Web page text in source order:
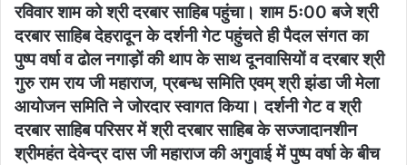
रविवार शाम को श्री दरबार साहिब पहुंचा। शाम 5ः00 बजे श्री
दरबार साहिब देहरादून के दर्शनी गेट पहुंचते ही पैदल संगत का
पुष्प वर्षा व ढोल नगाड़ों की थाप के साथ दूनवासियों व दरबार श्री
गुरु राम राय जी महाराज, प्रबन्ध समिति एवम् श्री झंडा जी मेला
आयोजन समिति ने जोरदार स्वागत किया। दर्शनी गेट व श्री
दरबार साहिब परिसर में श्री दरबार साहिब के सज्जादानशीन
श्रीमहंत देवेन्द्र दास जी महाराज की अगुवाई में पुष्प वर्षा के बीच